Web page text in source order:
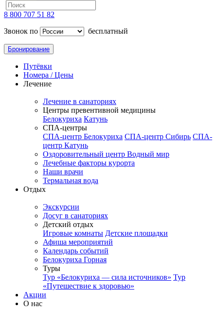
8 800 707 51 82
Звонок по
бесплатный
Бронирование
Путёвки
Номера / Цены
Лечение
Лечение в санаториях
Центры превентивной медицины
Белокуриха Катунь
СПА-центры
СПА-центр Белокуриха СПА-центр Сибирь СПА-
центр Катунь
Оздоровительный центр Водный мир
Лечебные факторы курорта
Наши врачи
Термальная вода
Отдых
Экскурсии
Досуг в санаториях
Детский отдых
Игровые комнаты Детские площадки
Афиша мероприятий
Календарь событий
Белокуриха Горная
Туры
Тур «Белокуриха — сила источников» Тур
«Путешествие к здоровью»
Акции
О нас